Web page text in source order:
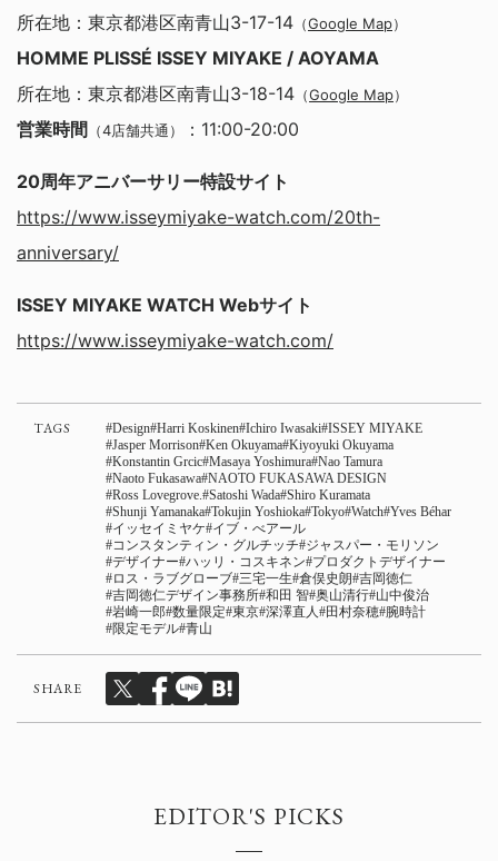
所在地：東京都港区南青山3-17-14 （Google Map）
HOMME PLISSÉ ISSEY MIYAKE / AOYAMA
所在地：東京都港区南青山3-18-14 （Google Map）
営業時間 （4店舗共通） ：11:00-20:00
20周年アニバーサリー特設サイト
https://www.isseymiyake-watch.com/20th-
anniversary/
ISSEY MIYAKE WATCH Webサイト
https://www.isseymiyake-watch.com/
TAGS Design Harri Koskinen Ichiro Iwasaki ISSEY MIYAKE
Jasper Morrison Ken Okuyama Kiyoyuki Okuyama
Konstantin Grcic Masaya Yoshimura Nao Tamura
Naoto Fukasawa NAOTO FUKASAWA DESIGN
Ross Lovegrove. Satoshi Wada Shiro Kuramata
Shunji Yamanaka Tokujin Yoshioka Tokyo Watch Yves Béhar
イッセイミヤケ イブ・べアール
コンスタンティン・グルチッチ ジャスパー・モリソン
デザイナー ハッリ・コスキネン プロダクトデザイナー
ロス・ラブグローブ 三宅一生 倉俣史朗 吉岡徳仁
吉岡徳仁デザイン事務所 和田 智 奥山清行 山中俊治
岩崎一郎 数量限定 東京 深澤直人 田村奈穂 腕時計
限定モデル 青山
SHARE
EDITOR'S PICKS